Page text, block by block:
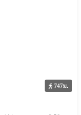
747ม.